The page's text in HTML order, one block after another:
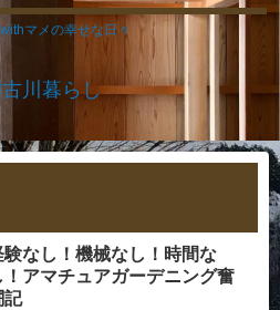
マメの幸せな日々
川暮らし
験なし！機械なし！時間な
！アマチュアガーデニング奮
記